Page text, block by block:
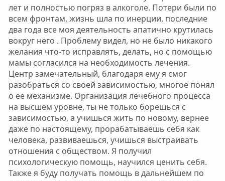
лет и полностью погряз в алкоголе. Потери были по
всем фронтам, жизнь шла по инерции, последние
два года все моя деятельность апатично крутилась
вокруг него . Проблему видел, но не было никакого
желания что-то исправлять, делать, но с помощью
мамы согласился на необходимость лечения.
Центр замечательный, благодаря ему я смог
разобраться со своей зависимостью, многое понял
о ее механизме. Организация лечебного процесса
на высшем уровне, ты не только борешься с
зависимостью, а учишься жить по новому, вернее
даже по настоящему, прорабатываешь себя как
человека, развиваешься, учишься выстраивать
отношения с обществом. Я получил
психологическую помощь, научился ценить себя.
Также я буду получать помощь в дальнейшем по